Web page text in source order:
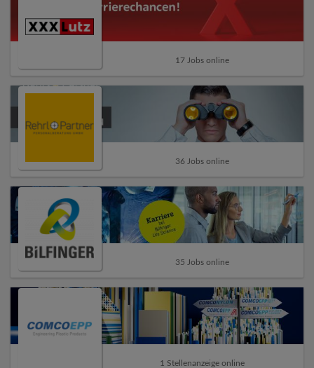
17 Jobs online
36 Jobs online
35 Jobs online
1 Stellenanzeige online